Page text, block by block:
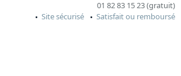
01 82 83 15 23 (gratuit)
Site sécurisé
Satisfait ou remboursé